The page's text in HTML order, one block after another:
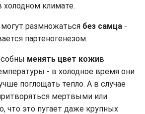
климате.
размножаться без самца -
партеногенезом.
менять цвет кожив
- в холодное время они
поглощать тепло. А в случае
мертвыми или
что это пугает даже крупных